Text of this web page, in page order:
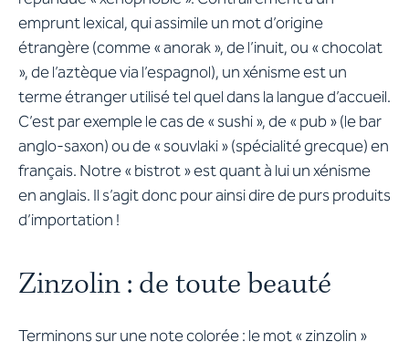
emprunt lexical, qui assimile un mot d’origine
étrangère (comme « anorak », de l’inuit, ou « chocolat
», de l’aztèque via l’espagnol), un xénisme est un
terme étranger utilisé tel quel dans la langue d’accueil.
C’est par exemple le cas de « sushi », de « pub » (le bar
anglo-saxon) ou de « souvlaki » (spécialité grecque) en
français. Notre « bistrot » est quant à lui un xénisme
en anglais. Il s’agit donc pour ainsi dire de purs produits
d’importation !
Zinzolin : de toute beauté
Terminons sur une note colorée : le mot « zinzolin »